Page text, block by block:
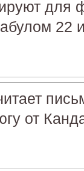
для
22
от